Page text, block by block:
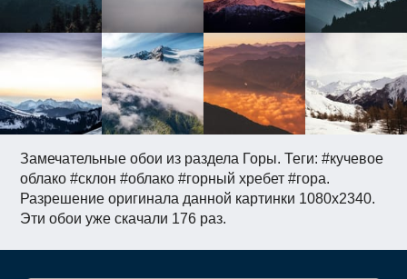
Замечательные обои из раздела Горы. Теги: #кучевое
облако #склон #облако #горный хребет #гора.
Разрешение оригинала данной картинки 1080x2340.
Эти обои уже скачали 176 раз.